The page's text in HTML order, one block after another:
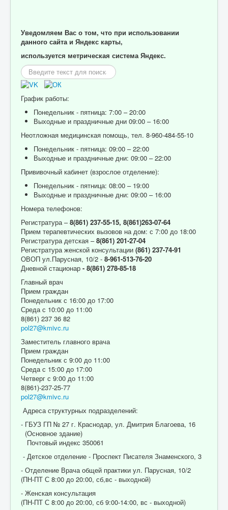
Уведомляем Вас о том, что при использовании
данного сайта и Яндекс карты,
используется метрическая система Яндекс.
Искать...
График работы:
Понедельник - пятница: 7:00 – 20:00
Выходные и праздничные дни 09:00 – 16:00
Неотложная медицинская помощь, тел. 8-960-484-55-10
Понедельник - пятница: 09:00 – 22:00
Выходные и праздничные дни: 09:00 – 22:00
Прививочный кабинет (взрослое отделение):
Понедельник - пятница: 08:00 – 19:00
Выходные и праздничные дни: 09:00 – 16:00
Номера телефонов:
Регистратура –8(861) 237-55-15, 8(861)263-07-64
Прием терапевтических вызовов на дом: с 7:00 до 18:00
Регистратура детская –8(861) 201-27-04
Регистратура женской консультации (861) 237-74-91
ОВОП ул.Парусная, 10/2 - 8-961-513-76-20
Дневной стационар - 8(861) 278-85-18
Главный врач
Прием граждан
Понедельник с 16:00 до 17:00
Среда с 10:00 до 11:00
8(861) 237 36 82
pol27@kmivc.ru
Заместитель главного врача
Прием граждан
Понедельник с 9:00 до 11:00
Среда с 15:00 до 17:00
Четверг с 9:00 до 11:00
8(861)-237-25-77
pol27@kmivc.ru
Адреса структурных подразделений:
- ГБУЗ ГП № 27 г. Краснодар, ул. Дмитрия Благоева, 16
(Основное здание)
Почтовый индекс 350061
- Детское отделение - Проспект Писателя Знаменского, 3
- Отделение Врача общей практики ул. Парусная, 10/2
(ПН-ПТ С 8:00 до 20:00, сб,вс - выходной)
- Женская консультация
(ПН-ПТ С 8:00 до 20:00, сб 9:00-14:00, вс - выходной)